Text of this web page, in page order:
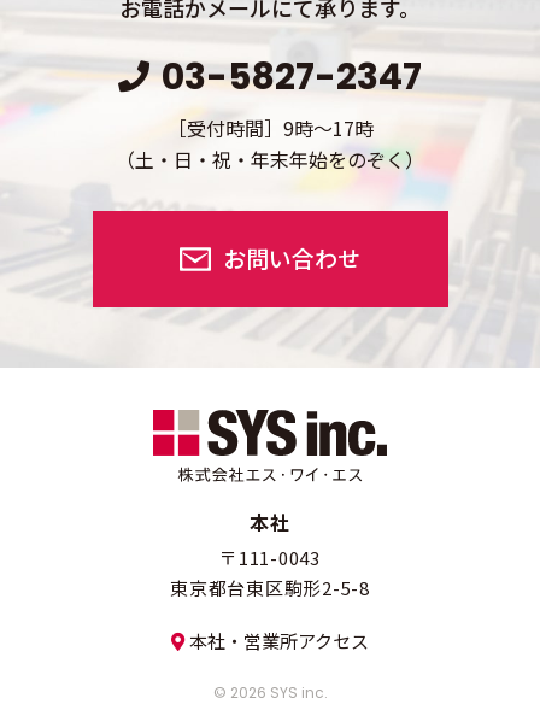
お電話かメールにて承ります。
03-5827-2347
［受付時間］9時～17時
（土・日・祝・年末年始をのぞく）
お問い合わせ
本社
〒111-0043
東京都台東区駒形2-5-8
本社・営業所アクセス
© 2026 SYS inc.